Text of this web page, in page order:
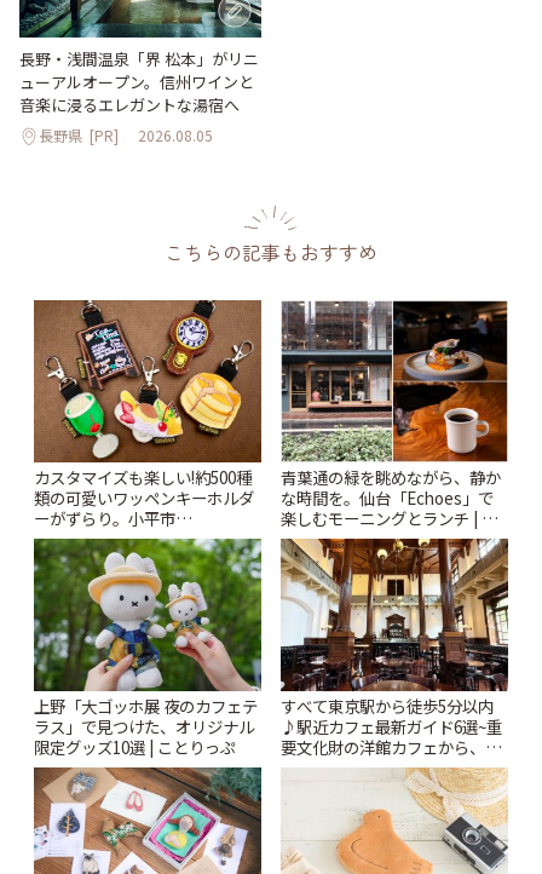
長野・浅間温泉「界 松本」がリニ
ューアルオープン。信州ワインと
音楽に浸るエレガントな湯宿へ
長野県 [PR] 2026.08.05
こちらの記事もおすすめ
カスタマイズも楽しい!約500種
類の可愛いワッペンキーホルダ
ーがずらり。小平市
「Kimamaya T&K」 | ことりっ
ぷ
青葉通の緑を眺めながら、静か
な時間を。仙台「Echoes」で
楽しむモーニングとランチ | こ
とりっぷ
上野「大ゴッホ展 夜のカフェテ
ラス」で見つけた、オリジナル
限定グッズ10選 | ことりっぷ
すべて東京駅から徒歩5分以内
♪駅近カフェ最新ガイド6選~重
要文化財の洋館カフェから、改
札すぐのレトロ喫茶まで~ | こと